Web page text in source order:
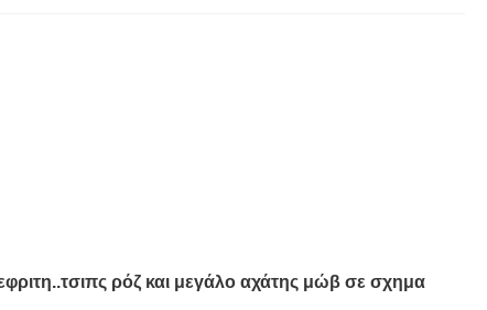
ρόζ και μεγάλο αχάτης μώβ σε σχημα